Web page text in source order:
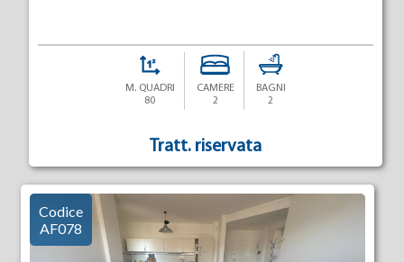
M. QUADRI
80
CAMERE
2
BAGNI
2
Tratt. riservata
Codice
AF078